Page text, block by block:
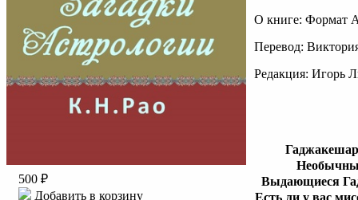
500 ₽
Добавить в корзину
О книге: Формат
Перевод:
Редакция: Игорь
Выдающиеся
Есть ли у вас